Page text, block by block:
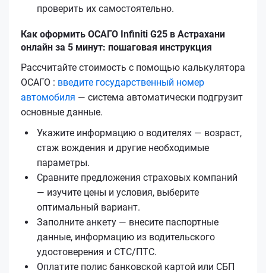
проверить их самостоятельно.
Как оформить ОСАГО Infiniti G25 в Астрахани
онлайн за 5 минут: пошаговая инструкция
Рассчитайте стоимость с помощью калькулятора
ОСАГО : введите государственный номер
автомобиля — система автоматически подгрузит
основные данные.
Укажите информацию о водителях — возраст,
стаж вождения и другие необходимые
параметры.
Сравните предложения страховых компаний
— изучите цены и условия, выберите
оптимальный вариант.
Заполните анкету — внесите паспортные
данные, информацию из водительского
удостоверения и СТС/ПТС.
Оплатите полис банковской картой или СБП